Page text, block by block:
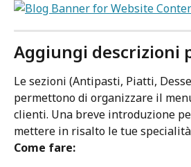
Aggiungi descrizioni
Le sezioni (Antipasti, Piatti,
permettono di organizzare il
clienti. Una breve introduzione
mettere in risalto le tue
Come fare: